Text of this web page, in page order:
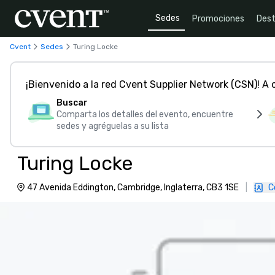
Sedes Promociones
Cvent Sedes Turing Locke
¡Bienvenido a la red Cvent Supplier Network (CSN)!
Buscar
Comparta los detalles del evento, encuentre
sedes y agréguelas a su lista
Turing Locke
47 Avenida Eddington, Cambridge, Inglaterra, CB3 1SE